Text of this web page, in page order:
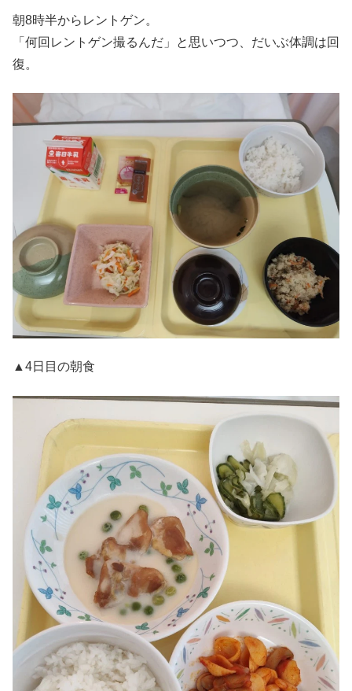
朝8時半からレントゲン。
「何回レントゲン撮るんだ」と思いつつ、だいぶ体調は回
復。
▲4日目の朝食